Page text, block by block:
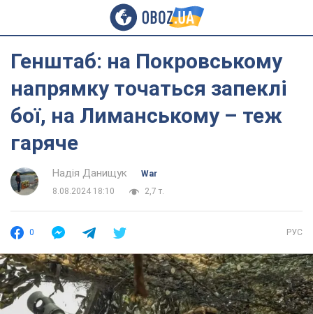
Генштаб: на Покровському
напрямку точаться запеклі
бої, на Лиманському – теж
гаряче
Надія Данищук
War
8.08.2024 18:10
2,7 т.
0 РУС